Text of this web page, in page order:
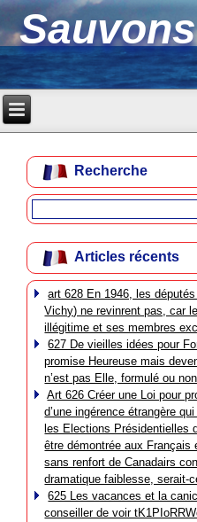
Recherche
Articles récents
art 628 En 1946, les
Vichy) ne revinrent pas, car
illégitime et ses membres
627 De vieilles idées pour
promise Heureuse mais
n’est pas Elle, formulé ou
Art 626 Créer une Loi pour
d’une ingérence étrangère
les Elections Présidentielles
être démontrée aux Français
sans renfort de Canadairs
dramatique faiblesse, serait-
625 Les vacances et la
conseiller de voir